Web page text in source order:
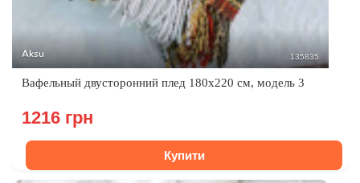
Aksu 135835
Вафельный двусторонний плед 180х220 см, модель 3
1216 грн
Купити